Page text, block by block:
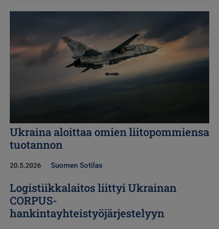
Ukraina aloittaa omien liitopommiensa
tuotannon
20.5.2026 Suomen Sotilas
Logistiikkalaitos liittyi Ukrainan
CORPUS-
hankintayhteistyöjärjestelyyn